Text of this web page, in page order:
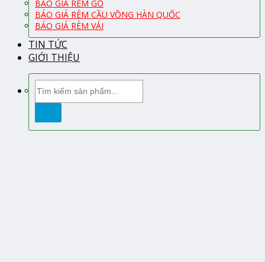
BÁO GIÁ RÈM GỖ
BÁO GIÁ RÈM CẦU VỒNG HÀN QUỐC
BÁO GIÁ RÈM VẢI
TIN TỨC
GIỚI THIỆU
kiếm: